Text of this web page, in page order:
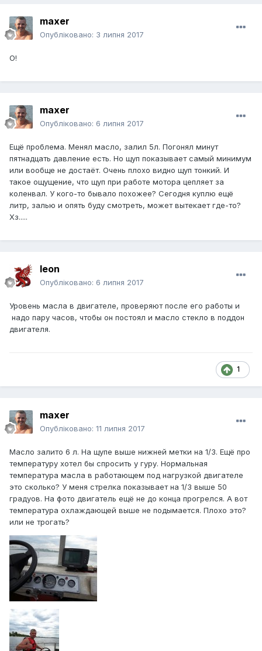
maxer
Опубліковано: 3 липня 2017
О!
maxer
Опубліковано: 6 липня 2017
Ещё проблема. Менял масло, залил 5л. Погонял минут
пятнадцать давление есть. Но щуп показывает самый минимум
или вообще не достаёт. Очень плохо видно щуп тонкий. И
такое ощущение, что щуп при работе мотора цепляет за
коленвал. У кого-то бывало похожее? Сегодня куплю ещё
литр, залью и опять буду смотреть, может вытекает где-то?
Хз.....
leon
Опубліковано: 6 липня 2017
Уровень масла в двигателе, проверяют после его работы и
надо пару часов, чтобы он постоял и масло стекло в поддон
двигателя.
1
maxer
Опубліковано: 11 липня 2017
Масло залито 6 л. На щупе выше нижней метки на 1/3. Ещё про
температуру хотел бы спросить у гуру. Нормальная
температура масла в работающем под нагрузкой двигателе
это сколько? У меня стрелка показывает на 1/3 выше 50
градуов. На фото двигатель ещё не до конца прогрелся. А вот
температура охлаждающей выше не подымается. Плохо это?
или не трогать?